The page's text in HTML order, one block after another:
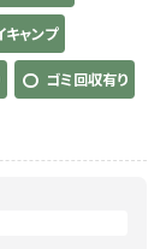
キャンプ
ゴミ回収有り